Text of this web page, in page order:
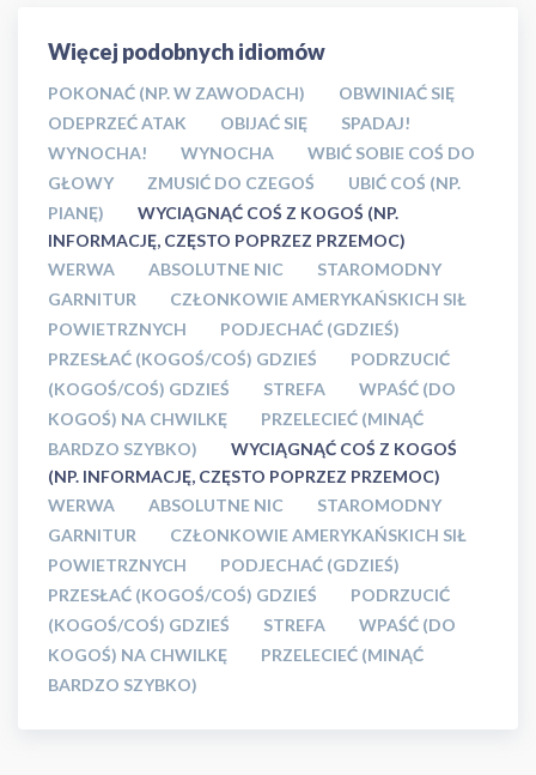
Więcej podobnych idiomów
POKONAĆ (NP. W ZAWODACH)
OBWINIAĆ SIĘ
ODEPRZEĆ ATAK
OBIJAĆ SIĘ
SPADAJ!
WYNOCHA!
WYNOCHA
WBIĆ SOBIE COŚ DO
GŁOWY
ZMUSIĆ DO CZEGOŚ
UBIĆ COŚ (NP.
PIANĘ)
WYCIĄGNĄĆ COŚ Z KOGOŚ (NP.
INFORMACJĘ, CZĘSTO POPRZEZ PRZEMOC)
WERWA
ABSOLUTNE NIC
STAROMODNY
GARNITUR
CZŁONKOWIE AMERYKAŃSKICH SIŁ
POWIETRZNYCH
PODJECHAĆ (GDZIEŚ)
PRZESŁAĆ (KOGOŚ/COŚ) GDZIEŚ
PODRZUCIĆ
(KOGOŚ/COŚ) GDZIEŚ
STREFA
WPAŚĆ (DO
KOGOŚ) NA CHWILKĘ
PRZELECIEĆ (MINĄĆ
BARDZO SZYBKO)
WYCIĄGNĄĆ COŚ Z KOGOŚ
(NP. INFORMACJĘ, CZĘSTO POPRZEZ PRZEMOC)
WERWA
ABSOLUTNE NIC
STAROMODNY
GARNITUR
CZŁONKOWIE AMERYKAŃSKICH SIŁ
POWIETRZNYCH
PODJECHAĆ (GDZIEŚ)
PRZESŁAĆ (KOGOŚ/COŚ) GDZIEŚ
PODRZUCIĆ
(KOGOŚ/COŚ) GDZIEŚ
STREFA
WPAŚĆ (DO
KOGOŚ) NA CHWILKĘ
PRZELECIEĆ (MINĄĆ
BARDZO SZYBKO)